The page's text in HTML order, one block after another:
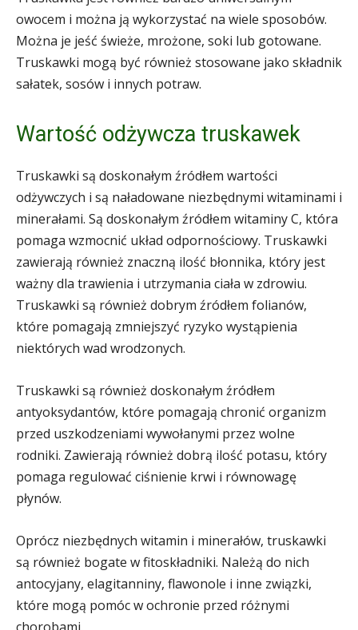
owocem i można ją wykorzystać na wiele sposobów.
Można je jeść świeże, mrożone, soki lub gotowane.
Truskawki mogą być również stosowane jako składnik
sałatek, sosów i innych potraw.
Wartość odżywcza truskawek
Truskawki są doskonałym źródłem wartości
odżywczych i są naładowane niezbędnymi witaminami i
minerałami. Są doskonałym źródłem witaminy C, która
pomaga wzmocnić układ odpornościowy. Truskawki
zawierają również znaczną ilość błonnika, który jest
ważny dla trawienia i utrzymania ciała w zdrowiu.
Truskawki są również dobrym źródłem folianów,
które pomagają zmniejszyć ryzyko wystąpienia
niektórych wad wrodzonych.
Truskawki są również doskonałym źródłem
antyoksydantów, które pomagają chronić organizm
przed uszkodzeniami wywołanymi przez wolne
rodniki. Zawierają również dobrą ilość potasu, który
pomaga regulować ciśnienie krwi i równowagę
płynów.
Oprócz niezbędnych witamin i minerałów, truskawki
są również bogate w fitoskładniki. Należą do nich
antocyjany, elagitanniny, flawonole i inne związki,
które mogą pomóc w ochronie przed różnymi